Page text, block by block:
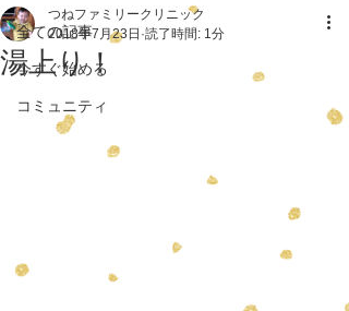
全ての記事
今すぐ始める
コミュニティ
湯上り！
つねファミリークリニック
2018年7月23日 読了時間: 1分